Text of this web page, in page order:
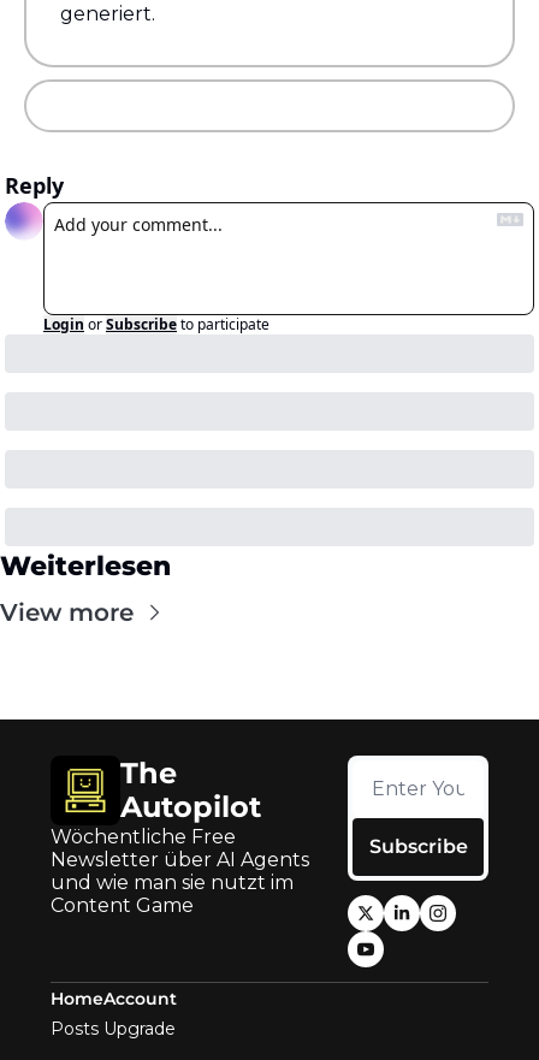
generiert.
Reply
Login orSubscribeto participate
Weiterlesen
View more
The
Autopilot
Wöchentliche Free
Newsletter über AI Agents
und wie man sie nutzt im
Content Game
Subscribe
Home
Posts
Account
Upgrade